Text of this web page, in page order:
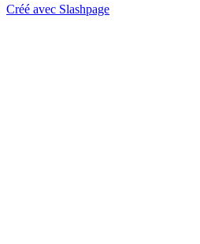
Créé avec Slashpage